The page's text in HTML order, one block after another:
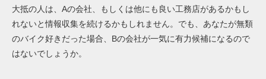
大抵の人は、Aの会社、もしくは他にも良い工務店があるかもし
れないと情報収集を続けるかもしれません。でも、あなたが無類
のバイク好きだった場合、Bの会社が一気に有力候補になるので
はないでしょうか。